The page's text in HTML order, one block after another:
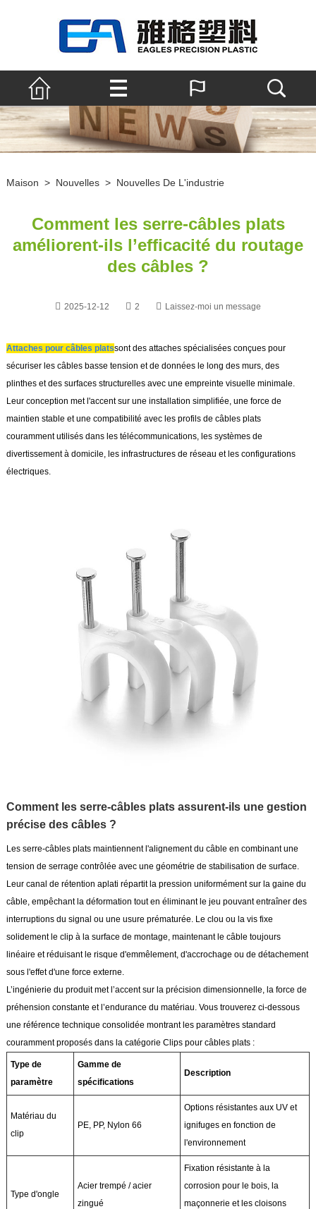
Maison > Nouvelles > Nouvelles De L'industrie
Comment les serre-câbles plats
améliorent-ils l’efficacité du routage
des câbles ?
2025-12-12 2 Laissez-moi un message
Attaches pour câbles platssont des attaches spécialisées conçues pour
sécuriser les câbles basse tension et de données le long des murs, des
plinthes et des surfaces structurelles avec une empreinte visuelle minimale.
Leur conception met l'accent sur une installation simplifiée, une force de
maintien stable et une compatibilité avec les profils de câbles plats
couramment utilisés dans les télécommunications, les systèmes de
divertissement à domicile, les infrastructures de réseau et les configurations
électriques.
Comment les serre-câbles plats assurent-ils une gestion
précise des câbles ?
Les serre-câbles plats maintiennent l'alignement du câble en combinant une
tension de serrage contrôlée avec une géométrie de stabilisation de surface.
Leur canal de rétention aplati répartit la pression uniformément sur la gaine du
câble, empêchant la déformation tout en éliminant le jeu pouvant entraîner des
interruptions du signal ou une usure prématurée. Le clou ou la vis fixe
solidement le clip à la surface de montage, maintenant le câble toujours
linéaire et réduisant le risque d'emmêlement, d'accrochage ou de détachement
sous l'effet d'une force externe.
L’ingénierie du produit met l’accent sur la précision dimensionnelle, la force de
préhension constante et l’endurance du matériau. Vous trouverez ci-dessous
une référence technique consolidée montrant les paramètres standard
couramment proposés dans la catégorie Clips pour câbles plats :
Type de
paramètre
Gamme de
spécifications
Description
Matériau du
clip
PE, PP, Nylon 66
Options résistantes aux UV et
ignifuges en fonction de
l'environnement
Type d'ongle
Acier trempé / acier
zingué
Fixation résistante à la
corrosion pour le bois, la
maçonnerie et les cloisons